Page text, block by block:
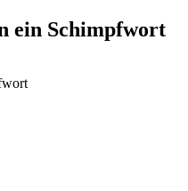
ein Schimpfwort